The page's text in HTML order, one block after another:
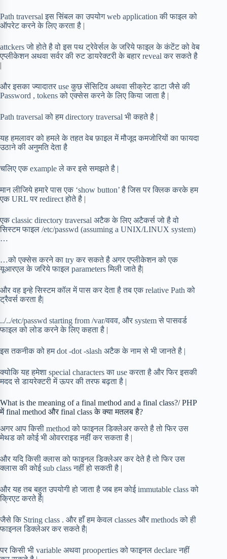
Path traversal इस सिंबल का उपयोग web application की फाइल को
ऑपरेट करने के लिए करता है |
attckers जो होते है वो इस पथ ट्रेवेर्सल के जरिये फाइल के कंटेंट को वेब
एप्लीकेशन अथवा सर्वर की रुट डायरेक्टरी के बहार reveal कर सकते है
|
और इसका ज्यादातर use कुछ सेंसिटिव अथवा सीक्रेट डाटा जैसे की
Password , tokens को एक्सेस करने के लिए किया जाता है |
Path traversal को हम directory traversal भी कहते है |
यह हमलावर को हमले के तहत वेब फ़ाइल में मौजूद कमजोरियों का फायदा
उठाने की अनुमति देता है
चलिए एक example ले कर इसे समझते है |
मान लीजिये हमारे पास एक ‘show button’ है जिस पर क्लिक करके हम
एक URL पर redirect होते है |
एक classic directory traversal अटैक के लिए अटैकर्स जो है वो
सिस्टम फाइल /etc/passwd (assuming a UNIX/LINUX system)
…
…को एक्सेस करने का try कर सकते है अगर एप्लीकेशन को एक
यूआरएल के जरिये फाइल parameters मिली जाते है|
और वह इन्हे सिस्टम कॉल में पास कर देता है तब एक relative Path को
ट्रैवर्स करता है|
../../etc/passwd starting from /var/ववव, और system से पासवर्ड
फाइल को लोड करने के लिए कहता है |
इस तकनीक को हम dot -dot -slash अटैक के नाम से भी जानते है |
क्योकि यह हमेशा special characters का use करता है और फिर इसकी
मदद से डायरेक्टरी में ऊपर की तरफ बढ़ता है |
What is the meaning of a final method and a final class?/ PHP
में final method और final class के क्या मतलब है?
अगर आप किसी method को फाइनल डिक्लेअर करते है तो फिर उस
मेथड को कोई भी ओवरराइड नहीं कर सकता है |
और यदि किसी क्लास को फाइनल डिक्लेअर कर देते है तो फिर उस
क्लास की कोई sub class नहीं हो सकती है |
और यह तब बहुत उपयोगी हो जाता है जब हम कोई immutable class को
क्रिएट करते है|
जैसे कि String class . और हाँ हम केवल classes और methods को ही
फाइनल डिक्लेअर कर सकते है|
पर किसी भी variable अथवा prooperties को फाइनल declare नहीं